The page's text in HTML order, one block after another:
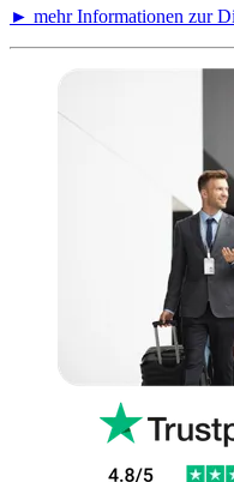
► mehr Informationen zur